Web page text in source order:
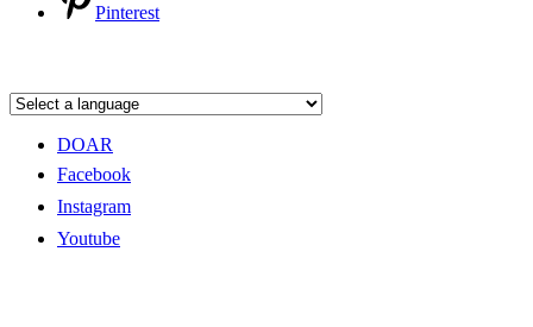
Pinterest
DOAR
Facebook
Instagram
Youtube